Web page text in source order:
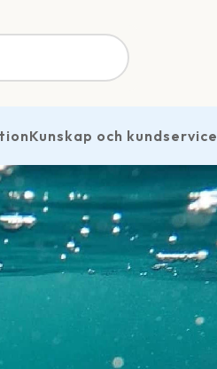
Kunskap och kundservice